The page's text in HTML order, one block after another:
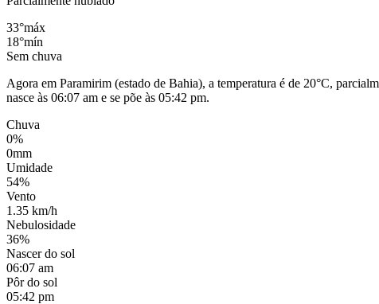
33°máx
18°mín
Sem chuva
Agora em Paramirim (estado de Bahia), a temperatura é de 20°C,
nasce às 06:07 am e se põe às 05:42 pm.
Chuva
0%
0mm
Umidade
54%
Vento
1.35 km/h
Nebulosidade
36%
Nascer do sol
06:07 am
Pôr do sol
05:42 pm